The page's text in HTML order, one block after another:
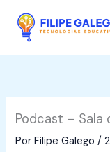
content
Podcast – Sala
Por Filipe Galego/